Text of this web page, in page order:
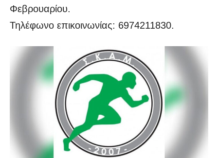
Φεβρουαρίου.
Τηλέφωνο επικοινωνίας: 6974211830.